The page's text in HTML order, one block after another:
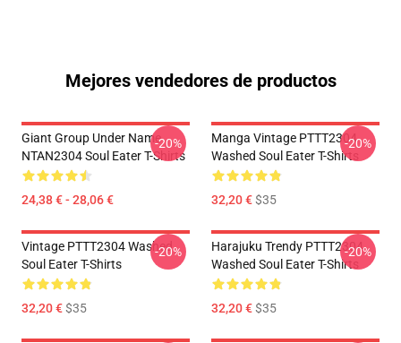
Mejores vendedores de productos
Giant Group Under Name
NTAN2304 Soul Eater T-Shirts
24,38 € - 28,06 €
-20%
Manga Vintage PTTT2304
Washed Soul Eater T-Shirts
32,20 €$35
-20%
Vintage PTTT2304 Washed
Soul Eater T-Shirts
32,20 €$35
-20%
Harajuku Trendy PTTT2304
Washed Soul Eater T-Shirts
32,20 €$35
-20%